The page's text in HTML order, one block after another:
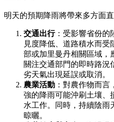
明天的預期降雨將帶來多方面直
交通出行：受影響省份的
見度降低、道路積水而
部或加里曼丹相關區域，
關注交通部門的即時路況
劣天氣出現延誤或取消。
農業活動 ：對農作物而
強的降雨可能沖刷土壤、
水工作。同時，持續陰雨
晾曬。